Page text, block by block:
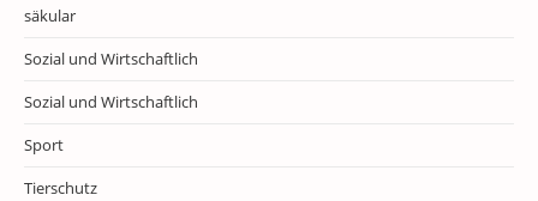
säkular
Sozial und Wirtschaftlich
Sozial und Wirtschaftlich
Sport
Tierschutz